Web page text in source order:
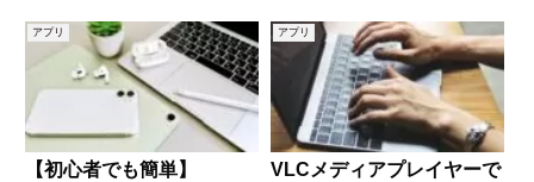
いる場合、「ABC@gmail.com」
と「abc@gmail.com」は同じな
のか違うのか、気になる方も多い
経路検索や地図確認の際に、店舗
アイコンや口コミ情報が邪魔にな
ってしまうこともあります。本記
事では、Googleマップ
アプリ
【初心者でも簡単】
アプリ
VLCメディアプレイヤーで